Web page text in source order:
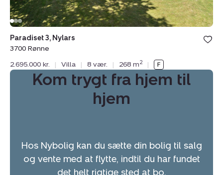
Paradiset 3, Nylars
3700 Rønne
2.695.000 kr.
| Villa | 8 vær. | 268 m2 |
Kom trygt fra hjem til
hjem
Hos Nybolig kan du sætte din bolig til salg
og vente med at flytte, indtil du har fundet
det helt rigtige sted at bo.